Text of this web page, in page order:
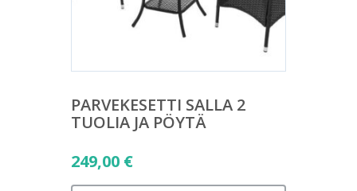
PARVEKESETTI SALLA 2
TUOLIA JA PÖYTÄ
249,00 €